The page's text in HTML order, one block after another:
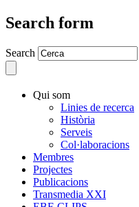
Search form
Search
Qui som
Linies de recerca
Història
Serveis
Col·laboracions
Membres
Projectes
Publicacions
Transmedia XXI